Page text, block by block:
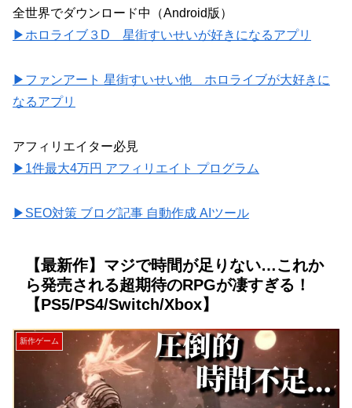
全世界でダウンロード中（Android版）
▶ホロライブ３D 星街すいせいが好きになるアプリ
▶ファンアート 星街すいせい他 ホロライブが大好きに
なるアプリ
アフィリエイター必見
▶1件最大4万円 アフィリエイト プログラム
▶SEO対策 ブログ記事 自動作成 AIツール
【最新作】マジで時間が足りない…これか
ら発売される超期待のRPGが凄すぎる！
【PS5/PS4/Switch/Xbox】
新作ゲーム